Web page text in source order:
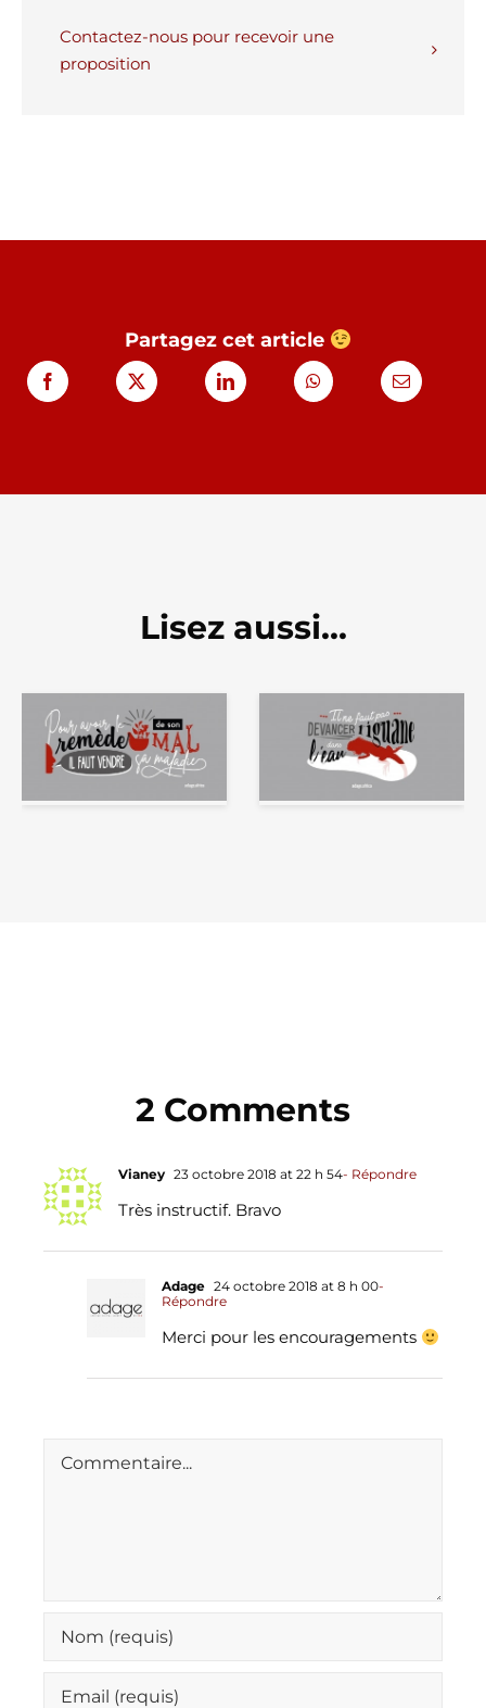
Contactez-nous pour recevoir une
proposition
Partagez cet article
Lisez aussi...
Audit de site web :
pourquoi et
comment identifier
ses axes
Comment définir vos
besoins pour la
création de votre site
internet ?
2 Comments
Vianey 23 octobre 2018 at 22 h 54- Répondre
Très instructif. Bravo
Adage 24 octobre 2018 at 8 h 00-
Répondre
Merci pour les encouragements
Comment